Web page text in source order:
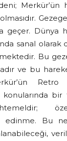
Merkür’ün
geçer. Dünya
sanal
Bu
ve bu
bir
edinme. Bu